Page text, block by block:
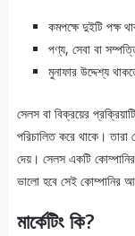
কমপক্ষে দুইটি পক্ষ
পণ্য, সেবা বা
মুনাফার উদ্দেশ্য
সেলস বা বিক্রয়ের
পরিচালিত করে থাকে।
দেয়। সেলস একটি
ভালো হবে সেই কোম্পানির
মার্কেটিং কি?